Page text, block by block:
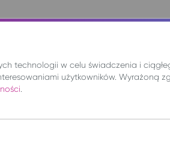
technologii w celu świadczenia i
użytkowników. Wyrażoną